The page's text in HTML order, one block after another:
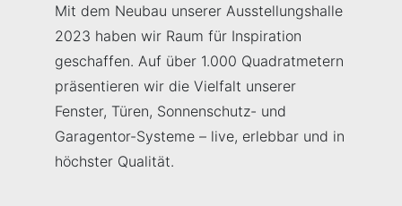
Mit dem Neubau unserer Ausstellungshalle
2023 haben wir Raum für Inspiration
geschaffen. Auf über 1.000 Quadratmetern
präsentieren wir die Vielfalt unserer
Fenster, Türen, Sonnenschutz- und
Garagentor-Systeme – live, erlebbar und in
höchster Qualität.